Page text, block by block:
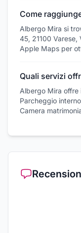
Come
Albergo Mira si
45, 21100 Varese,
Apple Maps per
Quali servizi
Albergo Mira offre
Parcheggio
Camera